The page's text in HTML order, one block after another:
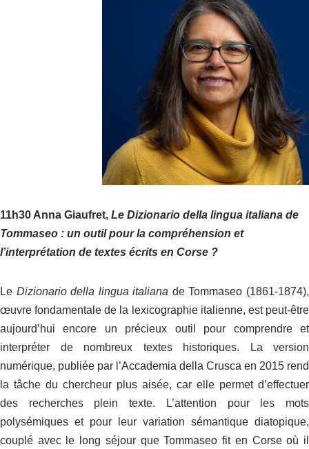
11h30 Anna Giaufret, Le Dizionario della lingua italiana de
Tommaseo : un outil pour la compréhension et
l’interprétation de textes écrits en Corse ?
Le Dizionario della lingua italiana de Tommaseo (1861-1874),
œuvre fondamentale de la lexicographie italienne, est peut-être
aujourd’hui encore un précieux outil pour comprendre et
interpréter de nombreux textes historiques. La version
numérique, publiée par l’Accademia della Crusca en 2015 rend
la tâche du chercheur plus aisée, car elle permet d’effectuer
des recherches plein texte. L’attention pour les mots
polysémiques et pour leur variation sémantique diatopique,
couplé avec le long séjour que Tommaseo fit en Corse où il